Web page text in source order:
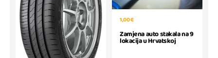
1,00 €
Zamjena auto stakala na 9
lokacija u Hrvatskoj